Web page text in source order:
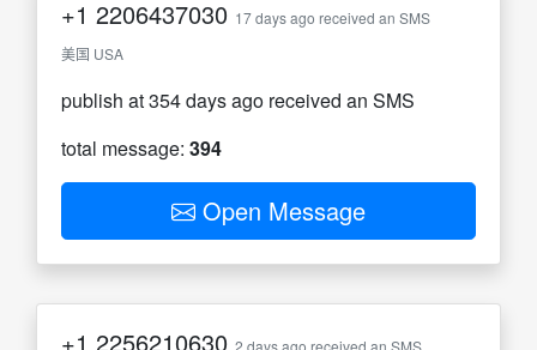
+1 2206437030 17 days ago received an SMS
美国 USA
publish at 354 days ago received an SMS
total message: 394
Open Message
+1 2256210630 2 days ago received an SMS